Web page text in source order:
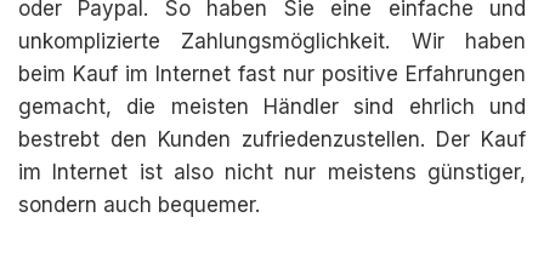
oder Paypal. So haben Sie eine einfache und
unkomplizierte Zahlungsmöglichkeit. Wir haben
beim Kauf im Internet fast nur positive Erfahrungen
gemacht, die meisten Händler sind ehrlich und
bestrebt den Kunden zufriedenzustellen. Der Kauf
im Internet ist also nicht nur meistens günstiger,
sondern auch bequemer.